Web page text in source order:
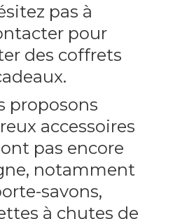
pas à
pour
des coffrets
proposons
accessoires
pas encore
notamment
savons,
à chutes de